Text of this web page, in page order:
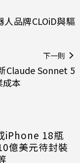
品牌CLOiD與驅
下一則
Claude Sonnet 5
成本
iPhone 18瓶
億美元待封裝